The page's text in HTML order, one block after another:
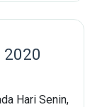
2020
Hari Senin,